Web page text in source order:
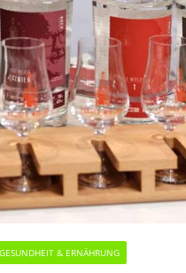
GESUNDHEIT & ERNÄHRUNG